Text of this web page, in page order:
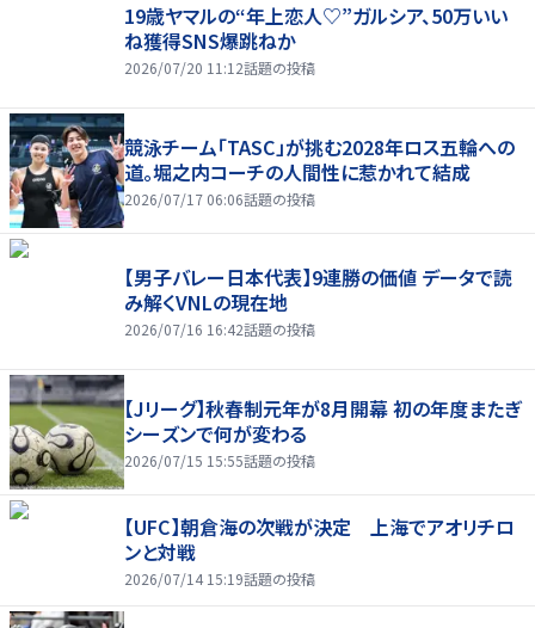
19歳ヤマルの“年上恋人♡”ガルシア、50万いい
ね獲得SNS爆跳ねか
2026/07/20 11:12話題の投稿
競泳チーム「TASC」が挑む2028年ロス五輪への
道。堀之内コーチの人間性に惹かれて結成
2026/07/17 06:06話題の投稿
【男子バレー日本代表】9連勝の価値 データで読
み解くVNLの現在地
2026/07/16 16:42話題の投稿
【Jリーグ】秋春制元年が8月開幕 初の年度またぎ
シーズンで何が変わる
2026/07/15 15:55話題の投稿
【UFC】朝倉海の次戦が決定 上海でアオリチロ
ンと対戦
2026/07/14 15:19話題の投稿